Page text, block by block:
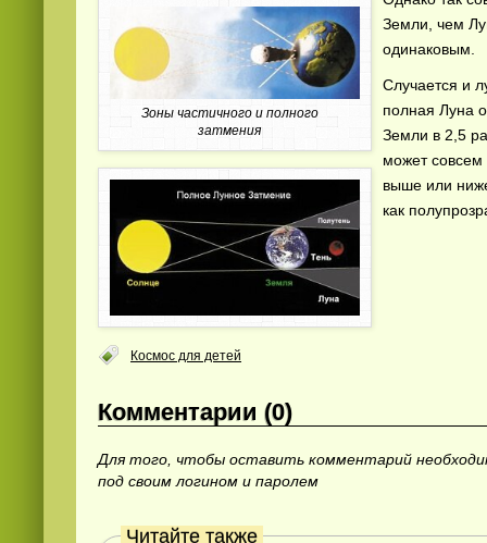
Зоны частичного и полного
затмения
Земли, чем
одинаковым.
Случается и
полная Луна
Земли в 2,5
может совсем
выше или
как
Космос для детей
Комментарии (0)
Для того, чтобы оставить комментарий
под своим логином и паролем
Читайте также